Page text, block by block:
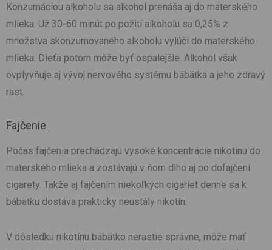
Konzumáciou alkoholu sa alkohol prenáša aj do materského
mlieka. Už 30-60 minút po požití alkoholu sa 0,25% z
množstva skonzumovaného alkoholu vylúči do materského
mlieka. Dieťa potom môže byť ospalejšie. Alkohol však
ovplyvňuje aj vývoj nervového systému bábätka a jeho zdravý
rast.
Fajčenie
Počas fajčenia prechádzajú vysoké koncentrácie nikotínu do
materského mlieka a zostávajú v ňom dlho aj po dofajčení
cigarety. Takže aj fajčením niekoľkých cigariet denne sa k
bábätku dostáva prakticky neustály nikotín.
V dôsledku nikotínu bábätko nerastie správne, môže mať